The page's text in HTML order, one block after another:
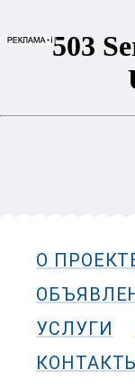
О
УСЛУГИ